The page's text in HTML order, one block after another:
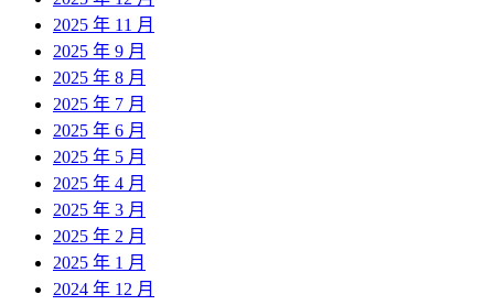
2025 年 11 月
2025 年 9 月
2025 年 8 月
2025 年 7 月
2025 年 6 月
2025 年 5 月
2025 年 4 月
2025 年 3 月
2025 年 2 月
2025 年 1 月
2024 年 12 月